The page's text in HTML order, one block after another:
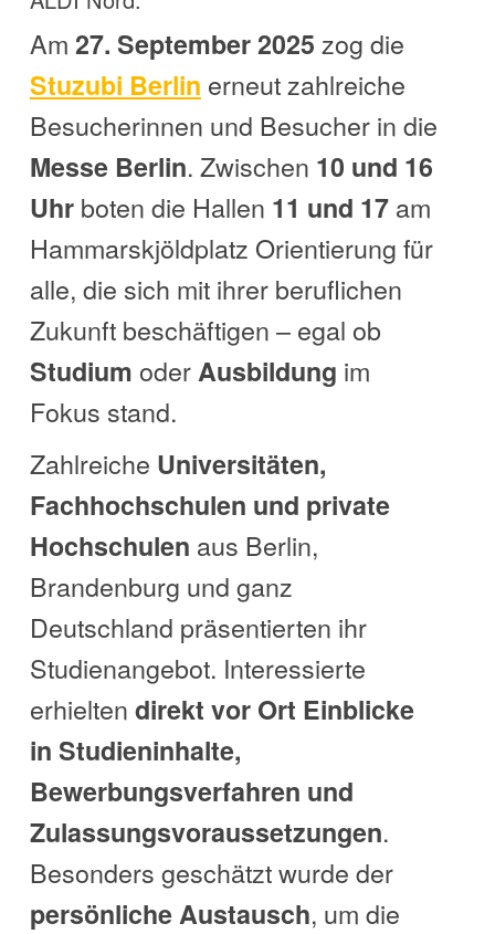
Am 27. September 2025 zog die
Stuzubi Berlin erneut zahlreiche
Besucherinnen und Besucher in die
Messe Berlin. Zwischen 10 und 16
Uhrboten die Hallen 11 und 17am
Hammarskjöldplatz Orientierung für
alle, die sich mit ihrer beruflichen
Zukunft beschäftigen – egal ob
Studium oderAusbildung im
Fokus stand.
Zahlreiche Universitäten,
Fachhochschulen und private
Hochschulen aus Berlin,
Brandenburg und ganz
Deutschland präsentierten ihr
Studienangebot. Interessierte
erhielten direkt vor Ort Einblicke
in Studieninhalte,
Bewerbungsverfahren und
Zulassungsvoraussetzungen.
Besonders geschätzt wurde der
persönliche Austausch, um die